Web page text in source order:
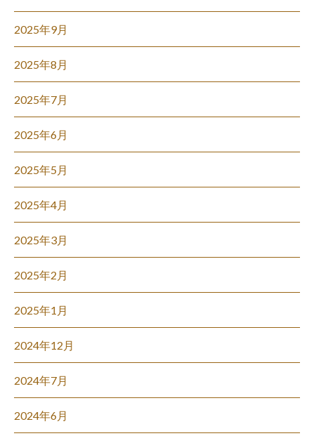
2025年9月
2025年8月
2025年7月
2025年6月
2025年5月
2025年4月
2025年3月
2025年2月
2025年1月
2024年12月
2024年7月
2024年6月